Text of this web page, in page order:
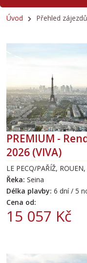
Úvod Přehled zájezdů
PREMIUM -
2026 (VIVA)
LE PECQ/PAŘÍŽ,
Řeka: Seina
Délka plavby: 6 dní / 5
Cena od:
15 057 Kč